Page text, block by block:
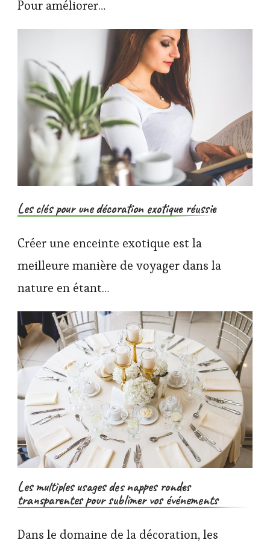
Pour améliorer…
Les clés pour une décoration exotique réussie
Créer une enceinte exotique est la
meilleure manière de voyager dans la
nature en étant…
Les multiples usages des nappes rondes
transparentes pour sublimer vos événements
Dans le domaine de la décoration, les